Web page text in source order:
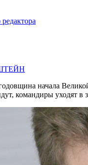
начала
командиры уходят